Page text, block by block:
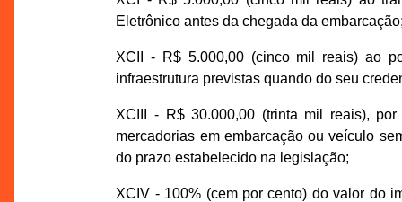
Eletrônico antes da chegada da
XCII - R$ 5.000,00 (cinco mil reais) ao
infraestrutura previstas quando do seu
XCIII - R$ 30.000,00 (trinta mil reais),
mercadorias em embarcação ou veículo
do prazo estabelecido na legislação;
XCIV - 100% (cem por cento) do valor do